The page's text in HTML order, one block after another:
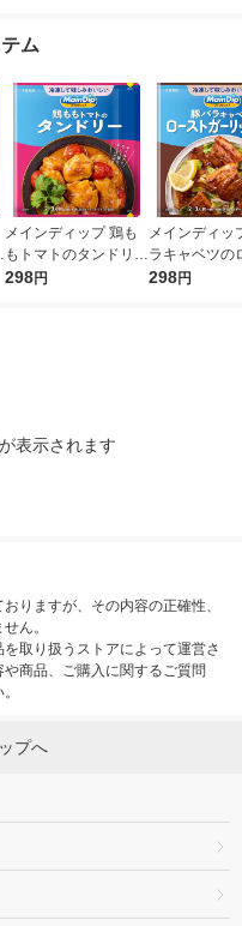
ム
メインディップ 鶏も
もトマトのタンドリー
1個（2〜3人前） (冷
298円
メインディッ
ラキャベツの
ガーリック炒
298円
表示されます
りますが、その内容の正確性、
ん。
取り扱うストアによって運営さ
商品、ご購入に関するご質問
プへ